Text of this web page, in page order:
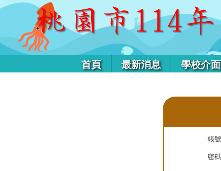
首頁 最新消息 學校介面
帳號
密碼